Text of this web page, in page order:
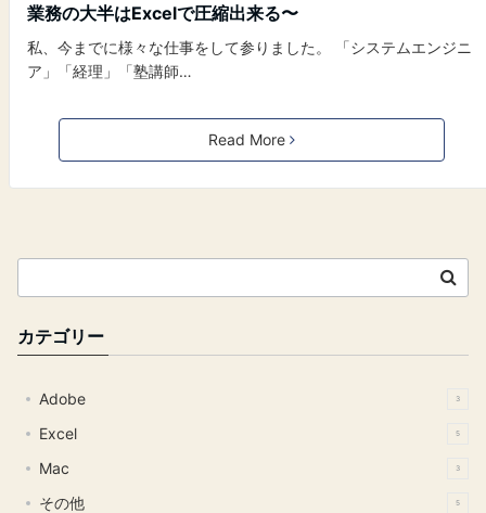
業務の大半はExcelで圧縮出来る〜
私、今までに様々な仕事をして参りました。 「システムエンジニ
ア」「経理」「塾講師…
Read More
カテゴリー
Adobe 3
Excel 5
Mac 3
その他 5